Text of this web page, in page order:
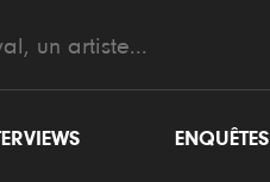
ENQUÊTES